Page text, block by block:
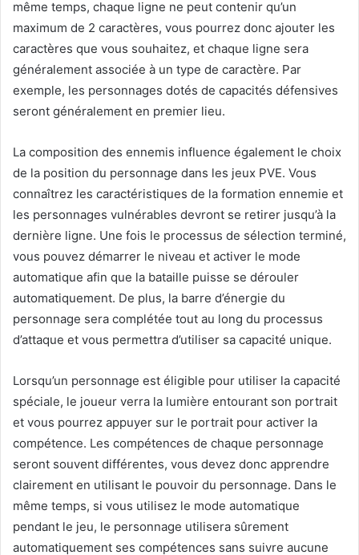
même temps, chaque ligne ne peut contenir qu’un
maximum de 2 caractères, vous pourrez donc ajouter les
caractères que vous souhaitez, et chaque ligne sera
généralement associée à un type de caractère. Par
exemple, les personnages dotés de capacités défensives
seront généralement en premier lieu.
La composition des ennemis influence également le choix
de la position du personnage dans les jeux PVE. Vous
connaîtrez les caractéristiques de la formation ennemie et
les personnages vulnérables devront se retirer jusqu’à la
dernière ligne. Une fois le processus de sélection terminé,
vous pouvez démarrer le niveau et activer le mode
automatique afin que la bataille puisse se dérouler
automatiquement. De plus, la barre d’énergie du
personnage sera complétée tout au long du processus
d’attaque et vous permettra d’utiliser sa capacité unique.
Lorsqu’un personnage est éligible pour utiliser la capacité
spéciale, le joueur verra la lumière entourant son portrait
et vous pourrez appuyer sur le portrait pour activer la
compétence. Les compétences de chaque personnage
seront souvent différentes, vous devez donc apprendre
clairement en utilisant le pouvoir du personnage. Dans le
même temps, si vous utilisez le mode automatique
pendant le jeu, le personnage utilisera sûrement
automatiquement ses compétences sans suivre aucune